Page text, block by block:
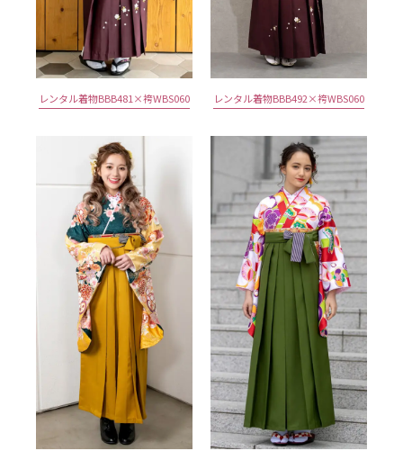
レンタル着物BBB481×袴WBS060 レンタル着物BBB492×袴WBS060